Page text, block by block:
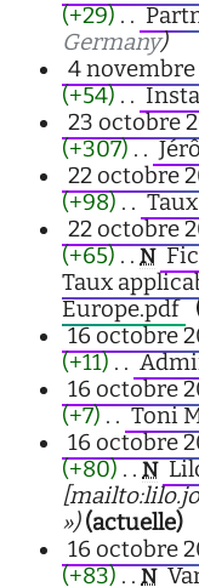
(+29) . .
Germany)
4 novembre
(+54) . .
23 octobre
(+307) . .
22 octobre
(+98) . .
22 octobre
(+65) . . N
Taux
Europe.pdf
16 octobre
(+11) . .
16 octobre
(+7) . . Toni
16 octobre
(+80) . . N
») (actuelle)
16 octobre
(+83) . . N